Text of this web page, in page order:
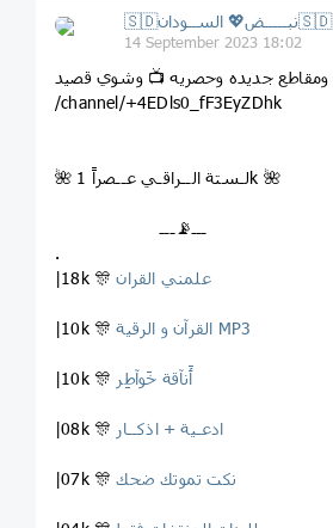
🇸🇩نبـــــض💖 الســودان🇸🇩
14 September 2023 18:02
/channel/+4EDls0_fF3EyZDhk
🌺 لـستة الــراقـي عــصراً 1k 🌺
ـــ📡ـــ
.
|18k 🎊علمني القران
|10k 🎊 القرآن و الرقية MP3
|10k 🎊 ٲَنآقة خَوآطِر
|08k 🎊 ادعـية + اذكــار
|07k 🎊نكت تموتك ضحك